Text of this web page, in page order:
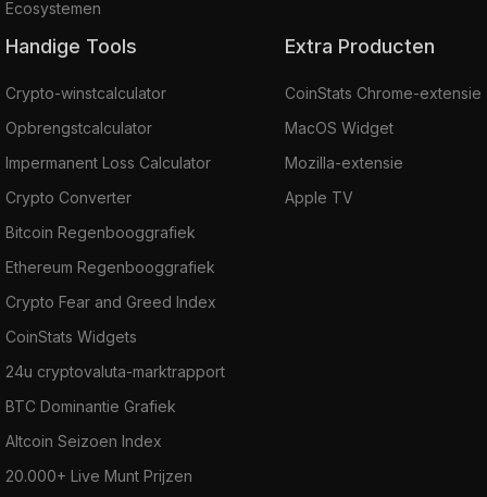
Ecosystemen
Handige Tools
Crypto-winstcalculator
Opbrengstcalculator
Impermanent Loss Calculator
Crypto Converter
Bitcoin Regenbooggrafiek
Ethereum Regenbooggrafiek
Crypto Fear and Greed Index
CoinStats Widgets
24u cryptovaluta-marktrapport
BTC Dominantie Grafiek
Altcoin Seizoen Index
20.000+ Live Munt Prijzen
Extra Producten
CoinStats Chrome-extensie
MacOS Widget
Mozilla-extensie
Apple TV